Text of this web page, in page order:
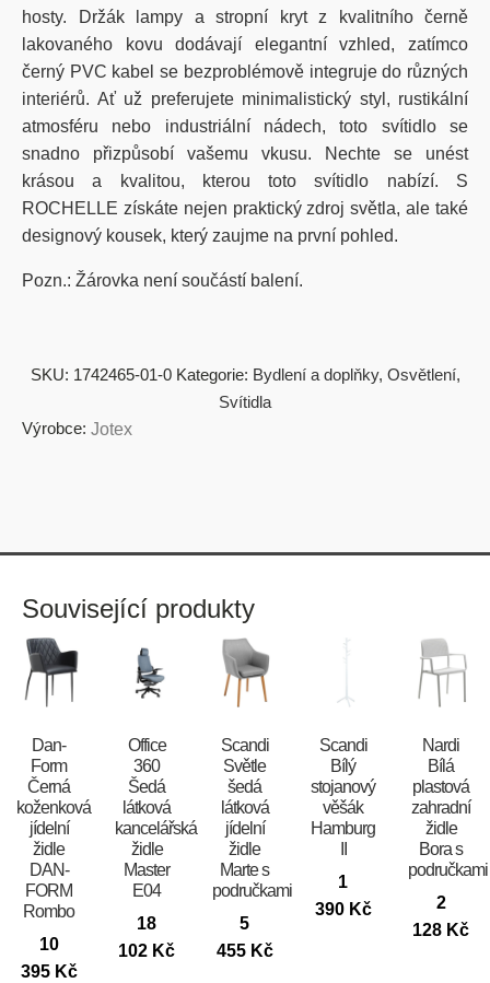
hosty. Držák lampy a stropní kryt z kvalitního černě
lakovaného kovu dodávají elegantní vzhled, zatímco
černý PVC kabel se bezproblémově integruje do různých
interiérů. Ať už preferujete minimalistický styl, rustikální
atmosféru nebo industriální nádech, toto svítidlo se
snadno přizpůsobí vašemu vkusu. Nechte se unést
krásou a kvalitou, kterou toto svítidlo nabízí. S
ROCHELLE získáte nejen praktický zdroj světla, ale také
designový kousek, který zaujme na první pohled.
Pozn.: Žárovka není součástí balení.
SKU: 1742465-01-0 Kategorie: Bydlení a doplňky, Osvětlení,
Svítidla
Výrobce: Jotex
Související produkty
​​​​​Dan-
Form
Černá
koženková
jídelní
židle
DAN-
FORM
Rombo
10
395 Kč
Office
360
Šedá
látková
kancelářská
židle
Master
E04
18
102 Kč
Scandi
Světle
šedá
látková
jídelní
židle
Marte s
područkami
5
455 Kč
Scandi
Bílý
stojanový
věšák
Hamburg
1
390 Kč
Nardi
Bílá
plastová
zahradní
židle
Bora s
područkami
2
128 Kč